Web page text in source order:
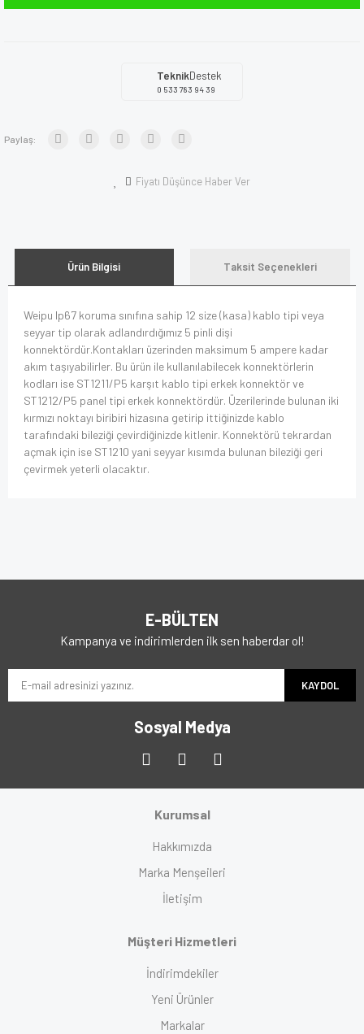
TeknikDestek
0 533 783 94 39
Paylaş:
Fiyatı Düşünce Haber Ver
Ürün Bilgisi Taksit Seçenekleri
Weipu Ip67 koruma sınıfına sahip 12 size (kasa) kablo tipi veya
seyyar tip olarak adlandırdığımız 5 pinli dişi
konnektördür.Kontakları üzerinden maksimum 5 ampere kadar
akım taşıyabilirler. Bu ürün ile kullanılabilecek konnektörlerin
kodları ise ST1211/P5 karşıt kablo tipi erkek konnektör ve
ST1212/P5 panel tipi erkek konnektördür. Üzerilerinde bulunan iki
kırmızı noktayı biribiri hizasına getirip ittiğinizde kablo
tarafındaki bileziği çevirdiğinizde kitlenir. Konnektörü tekrardan
açmak için ise ST1210 yani seyyar kısımda bulunan bileziği geri
çevirmek yeterli olacaktır.
E-BÜLTEN
Kampanya ve indirimlerden ilk sen haberdar ol!
KAYDOL
Sosyal Medya
Kurumsal
Hakkımızda
Marka Menşeileri
İletişim
Müşteri Hizmetleri
İndirimdekiler
Yeni Ürünler
Markalar